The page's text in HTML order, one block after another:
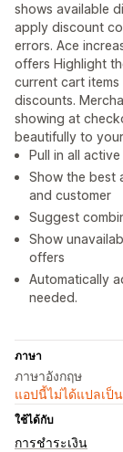
shows available
apply discount
errors. Ace
offers Highlight
current cart
discounts.
showing at
beautifully to
Pull in all
Show the best
and customer
Suggest
Show
offers
Automatically
needed.
ภาษา
ภาษาอังกฤษ
แอปนี้ไม่ได้แปลเป็
ใช้ได้กับ
การชำระเงิน